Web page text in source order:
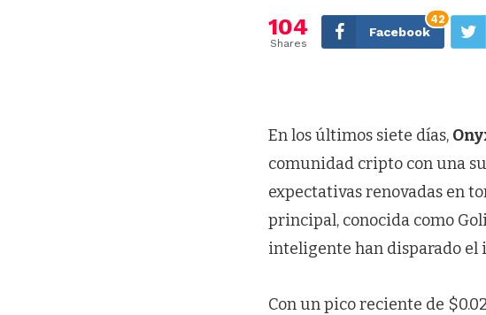
104
Shares
Facebook
42
En los últimos siete días,
comunidad cripto con una
expectativas renovadas en
principal, conocida como
inteligente han disparado el
Con un pico reciente de